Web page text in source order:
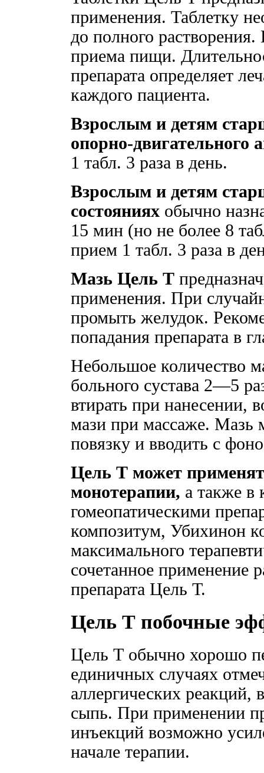
применения. Таблетку
до полного
приема пищи.
препарата определяет
каждого пациента.
Взрослым и детям
опорно-двигательного
1 табл. 3 раза в день.
Взрослым и детям
состояниях обычно
15 мин (но не более 8
прием 1 табл. 3 раза в
Мазь Цель Т
применения. При
промыть желудок.
попадания препарата в
Небольшое количество
больного сустава 2—5
втирать при нанесении,
мази при массаже. Мазь
повязку и вводить с
Цель Т может
монотерапии, а также в
гомеопатическими
композитум, Убихинон
максимального
сочетанное применение
препарата Цель Т.
Цель Т побочные
Цель Т обычно хорошо
единичных случаях
аллергических реакций,
сыпь. При применении
инъекций возможно
начале терапии.